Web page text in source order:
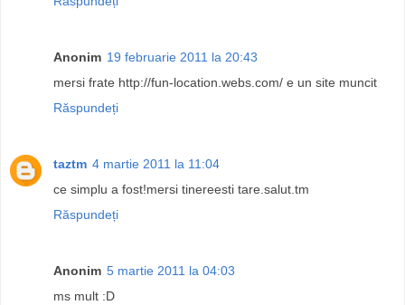
Anonim 19 februarie 2011 la 20:43
mersi frate http://fun-location.webs.com/ e un site muncit
Răspundeți
taztm 4 martie 2011 la 11:04
ce simplu a fost!mersi tinereesti tare.salut.tm
Răspundeți
Anonim 5 martie 2011 la 04:03
ms mult :D